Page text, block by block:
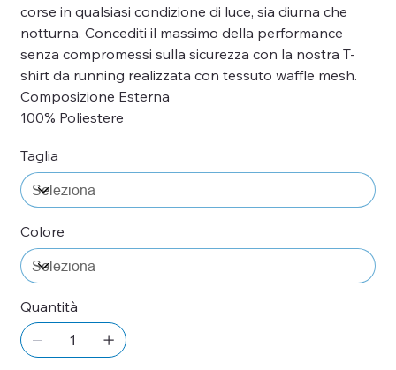
corse in qualsiasi condizione di luce, sia diurna che
notturna. Concediti il ​​massimo della performance
senza compromessi sulla sicurezza con la nostra T-
shirt da running realizzata con tessuto waffle mesh.
Composizione Esterna
100% Poliestere
Taglia
Colore
Quantità